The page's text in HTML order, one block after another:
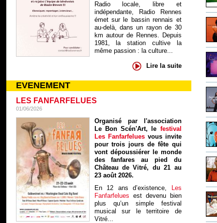
Radio locale, libre et
indépendante, Radio Rennes
émet sur le bassin rennais et
au-delà, dans un rayon de 30
km autour de Rennes. Depuis
1981, la station cultive la
même passion : la culture...
Lire la suite
EVENEMENT
LES FANFARFELUES
01/06/2026
Organisé par l'association
Le Bon Scén'Art, le festival
Les Fanfarfelues vous invite
pour trois jours de fête qui
vont dépoussiérer le monde
des fanfares au pied du
Château de Vitré, du 21 au
23 août 2026.
En 12 ans d’existence, Les
Fanfarfelues est devenu bien
plus qu’un simple festival
musical sur le territoire de
Vitré...